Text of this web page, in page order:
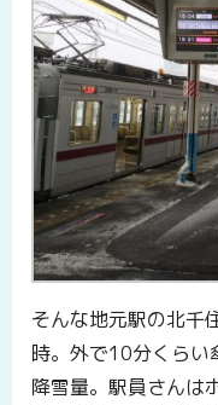
そんな地元駅の北千
時。外で10分くらい
降雪量。駅員さんは